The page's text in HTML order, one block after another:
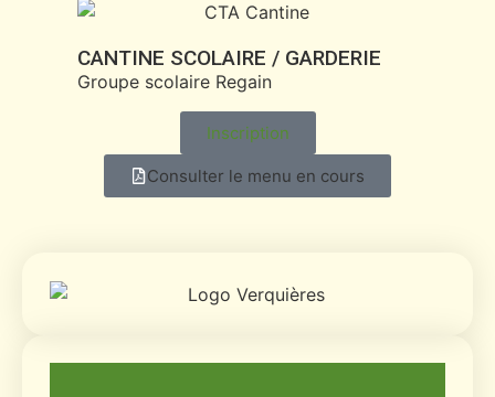
CANTINE SCOLAIRE / GARDERIE
Groupe scolaire Regain
Inscription
Consulter le menu en cours